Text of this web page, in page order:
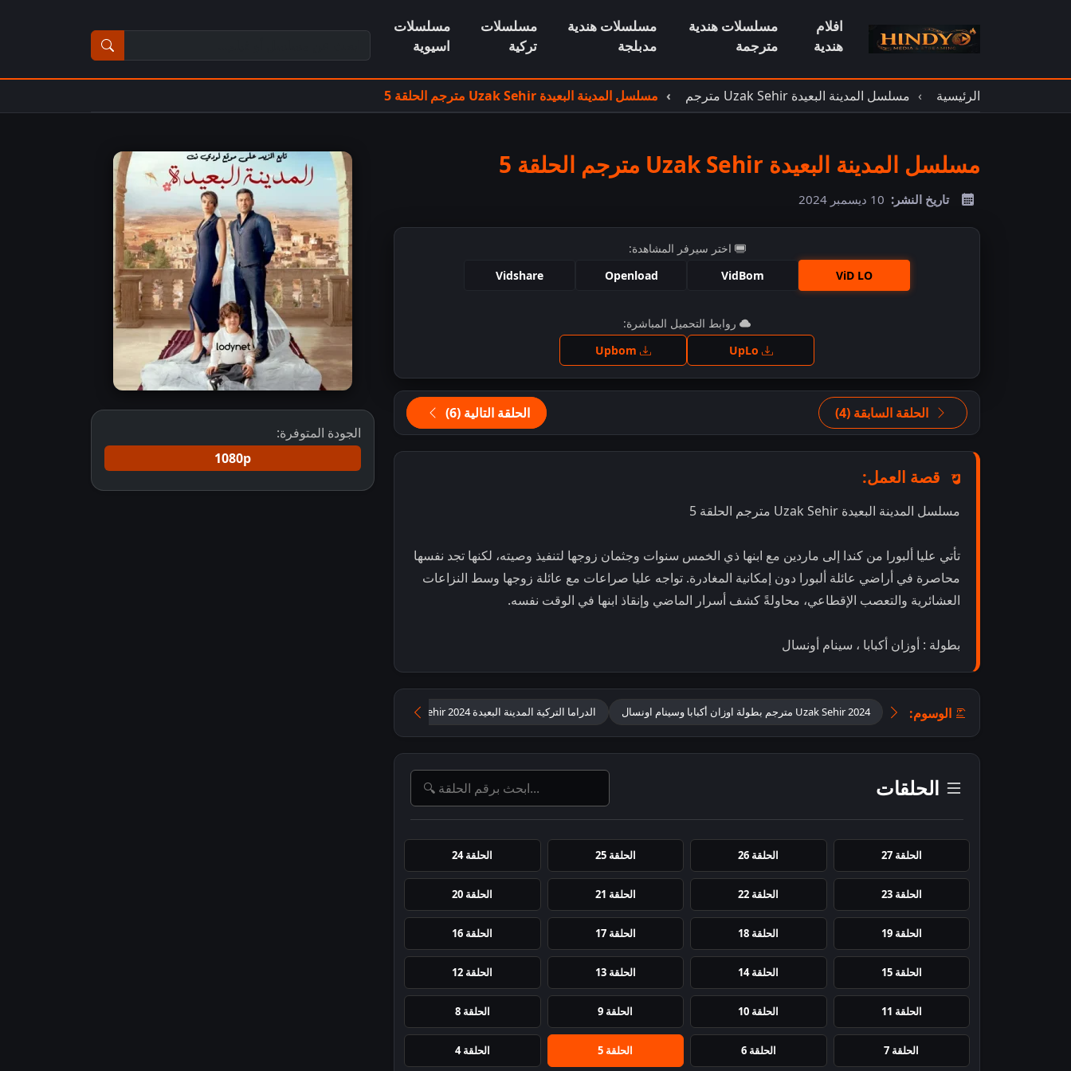
افلام
هندية
مسلسلات هندية
مترجمة
مسلسلات هندية
مدبلجة
مسلسلات
تركية
مسلسلات
اسيوية
الرئيسية مسلسل المدينة البعيدة Uzak Sehir مترجم مسلسل المدينة البعيدة Uzak Sehir مترجم الحلقة 5
مسلسل المدينة البعيدة Uzak Sehir مترجم الحلقة 5
تاريخ النشر: 10 ديسمبر 2024
اختر سيرفر المشاهدة:
ViD LO
VidBom
Openload
Vidshare
اضغط للمشاهدة
روابط التحميل المباشرة:
الحلقة السابقة (4) الحلقة التالية (6)
قصة العمل:
مسلسل المدينة البعيدة Uzak Sehir مترجم الحلقة 5
تأتي عليا ألبورا من كندا إلى ماردين مع ابنها ذي الخمس سنوات وجثمان زوجها لتنفيذ وصيته، لكنها تجد نفسها
محاصرة في أراضي عائلة ألبورا دون إمكانية المغادرة. تواجه عليا صراعات مع عائلة زوجها وسط النزاعات
العشائرية والتعصب الإقطاعي، محاولةً كشف أسرار الماضي وإنقاذ ابنها في الوقت نفسه.
بطولة : أوزان أكبابا ، سينام أونسال
الوسوم: Uzak Sehir 2024 مترجم بطولة اوزان أكبابا وسينام اونسال الدراما التركية المدينة البعيدة 2024 Uzak Sehir مترجم
الحلقات
الحلقة 27 الحلقة 26 الحلقة 25 الحلقة 24
الحلقة 23 الحلقة 22 الحلقة 21 الحلقة 20
الحلقة 19 الحلقة 18 الحلقة 17 الحلقة 16
الحلقة 15 الحلقة 14 الحلقة 13 الحلقة 12
الحلقة 11 الحلقة 10 الحلقة 9 الحلقة 8
الحلقة 7 الحلقة 6 الحلقة 5 الحلقة 4
الجودة المتوفرة:
1080p